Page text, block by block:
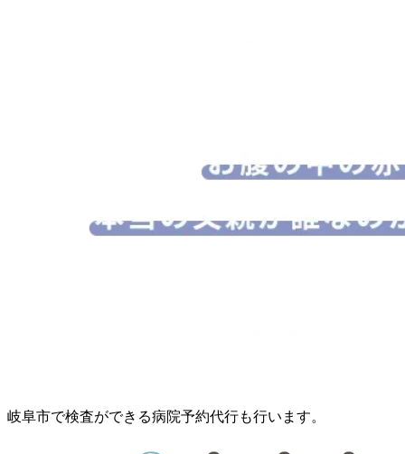
岐阜市で検査ができる病院予約代行も行います。